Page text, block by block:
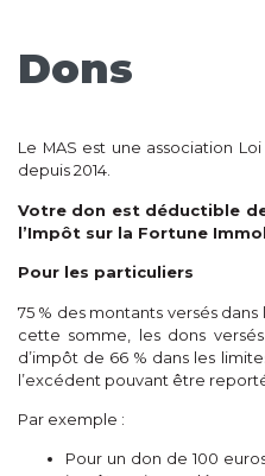
Dons
Le MAS est une association
depuis 2014.
Votre don est déductible
l’Impôt sur la Fortune
Pour les particuliers
75 % des montants versés
cette somme, les dons
d’impôt de 66 % dans les
l’excédent pouvant être
Par exemple :
Pour un don de 100